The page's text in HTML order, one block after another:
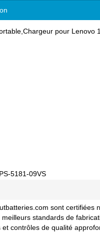
pour Lenovo
5181-09VS
sont certifiées
standards de
contrôles de qualité